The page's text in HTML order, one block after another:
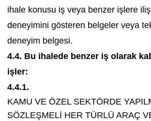
ihale konusu iş veya benzer işlere
deneyimini gösteren belgeler veya
deneyim belgesi.
4.4. Bu ihalede benzer iş olarak
işler:
4.4.1.
KAMU VE ÖZEL SEKTÖRDE
SÖZLEŞMELİ HER TÜRLÜ ARAÇ